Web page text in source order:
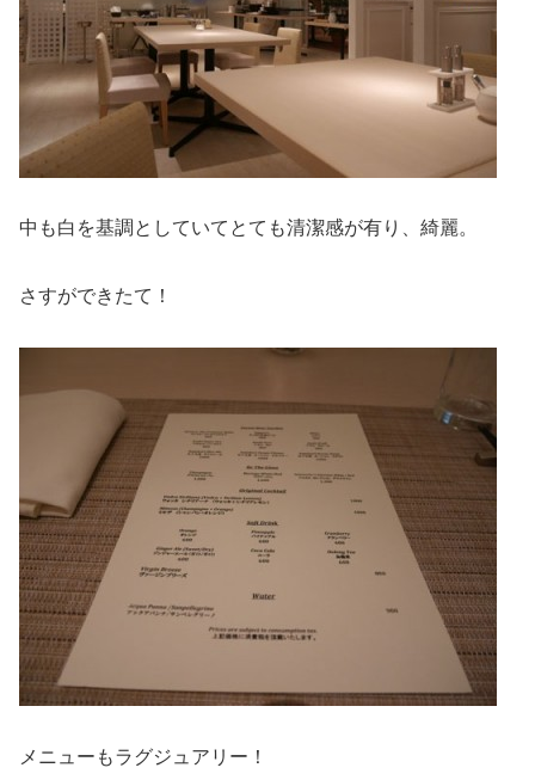
中も白を基調としていてとても清潔感が有り、綺麗。
さすができたて！
メニューもラグジュアリー！